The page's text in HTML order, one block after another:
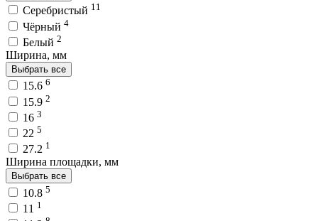
Серебристый 11
Чёрный 4
Белый 2
Ширина, мм
Выбрать все
15.6 6
15.9 2
16 3
22 5
27.2 1
Ширина площадки, мм
Выбрать все
10.8 5
11 1